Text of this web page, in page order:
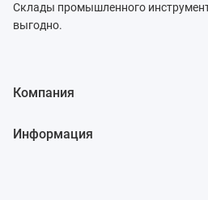
Склады промышленного
выгодно.
Компания
Информация